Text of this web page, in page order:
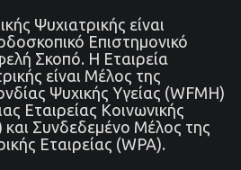
Ψυχιατρικής είναι
Επιστημονικό
Σκοπό. Η Εταιρεία
είναι Μέλος της
Ψυχικής Υγείας (WFMH)
Εταιρείας Κοινωνικής
και Συνδεδεμένο Μέλος της
Εταιρείας (WPA).